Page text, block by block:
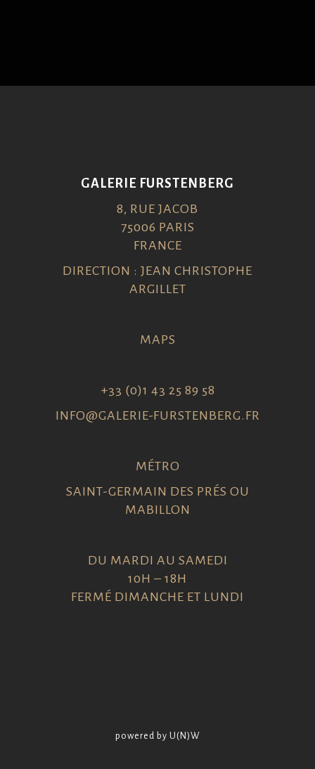
GALERIE FURSTENBERG
8, RUE JACOB
75006 PARIS
FRANCE
DIRECTION : JEAN CHRISTOPHE
ARGILLET
MAPS
+33 (0)1 43 25 89 58
INFO@GALERIE-FURSTENBERG.FR
MÉTRO
SAINT-GERMAIN DES PRÉS OU
MABILLON
DU MARDI AU SAMEDI
10H – 18H
FERMÉ DIMANCHE ET LUNDI
powered by U(N)W